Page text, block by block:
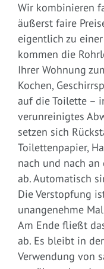
Wir kombinieren
äußerst faire
eigentlich zu
kommen die
Ihrer Wohnung
Kochen,
auf die Toilette –
verunreinigtes
setzen sich
Toilettenpapier,
nach und nach
ab. Automatisch
Die Verstopfung
unangenehme
Am Ende fließt
ab. Es bleibt in
Verwendung von